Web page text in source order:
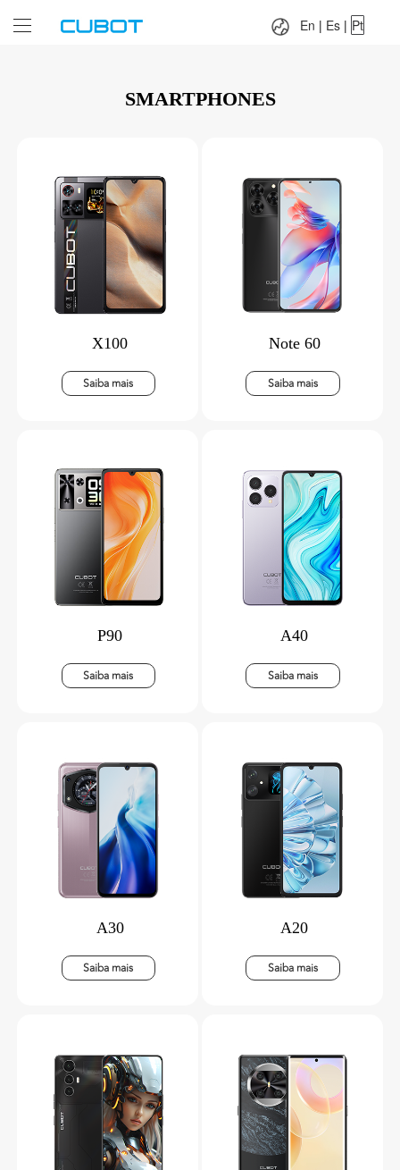
En | Es | Pt
SMARTPHONES
X100
Saiba mais
Note 60
Saiba mais
P90
Saiba mais
A40
Saiba mais
A30
Saiba mais
A20
Saiba mais